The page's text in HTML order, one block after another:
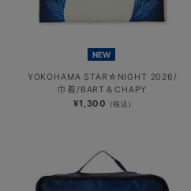
NEW
YOKOHAMA STAR☆NIGHT 2026/
巾着/BART＆CHAPY
¥1,300 (税込)